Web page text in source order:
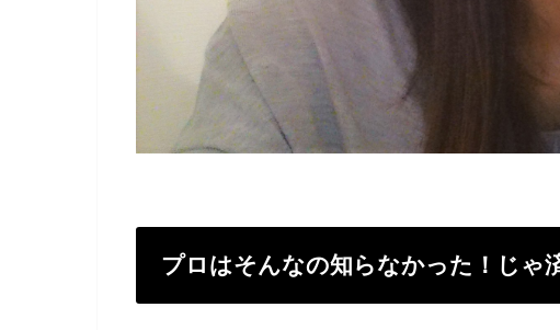
プロはそんなの知らなかった！じゃ